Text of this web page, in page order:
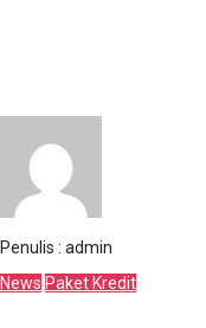
Penulis : admin
News Paket Kredit